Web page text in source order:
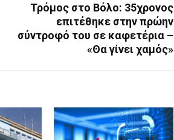
Τρόμος στο Βόλο: 35χρονος
επιτέθηκε στην πρώην
σύντροφό του σε καφετέρια –
«Θα γίνει χαμός»